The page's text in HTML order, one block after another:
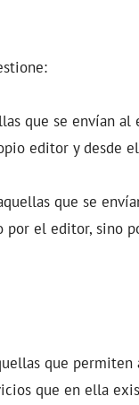
que se envían
editor y desde
que se
por el editor, sino
que
que en ella